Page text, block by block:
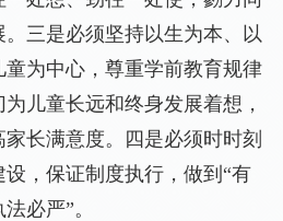
三是必须坚持以生为本、以
为中心，尊重学前教育规律
儿童长远和终身发展着想，
长满意度。四是必须时时刻
，保证制度执行，做到“有
必严”。